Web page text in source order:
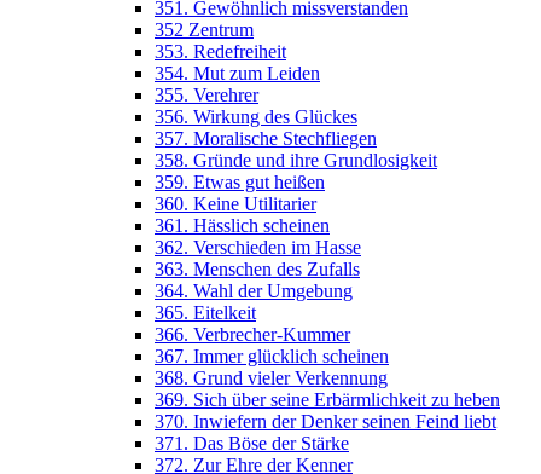
351. Gewöhnlich missverstanden
352 Zentrum
353. Redefreiheit
354. Mut zum Leiden
355. Verehrer
356. Wirkung des Glückes
357. Moralische Stechfliegen
358. Gründe und ihre Grundlosigkeit
359. Etwas gut heißen
360. Keine Utilitarier
361. Hässlich scheinen
362. Verschieden im Hasse
363. Menschen des Zufalls
364. Wahl der Umgebung
365. Eitelkeit
366. Verbrecher-Kummer
367. Immer glücklich scheinen
368. Grund vieler Verkennung
369. Sich über seine Erbärmlichkeit zu heben
370. Inwiefern der Denker seinen Feind liebt
371. Das Böse der Stärke
372. Zur Ehre der Kenner